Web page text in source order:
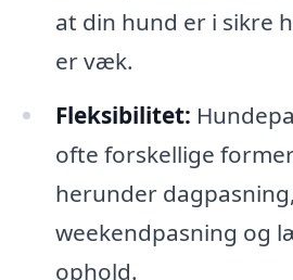
at din hund er i sikre
er væk.
Fleksibilitet:
ofte forskellige
herunder dagpasning,
weekendpasning og
ophold.